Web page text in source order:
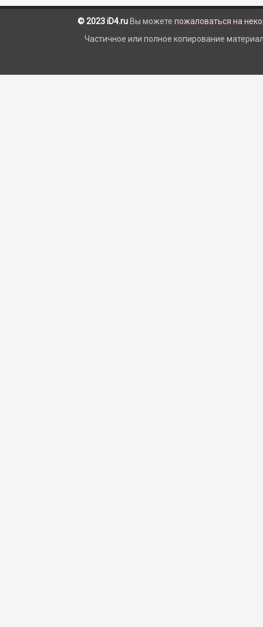
© 2023 iD4.ru Вы можете пожаловаться на
Частичное или полное копирование